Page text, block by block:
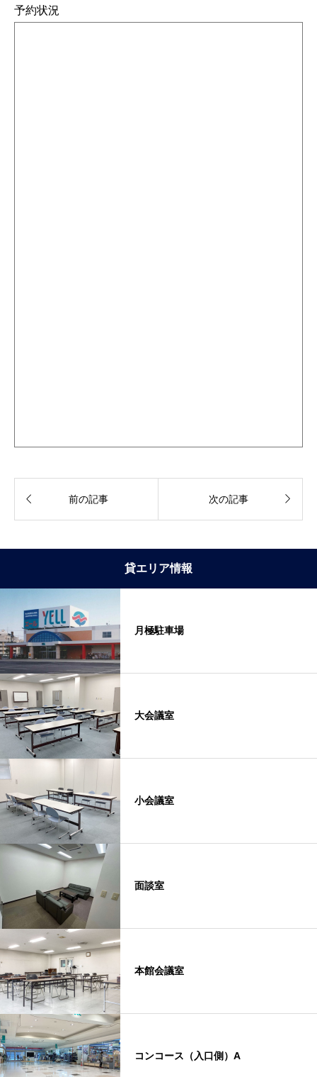
予約状況
 前の記事 次の記事 
貸エリア情報
月極駐車場
大会議室
小会議室
面談室
本館会議室
コンコース（入口側）A